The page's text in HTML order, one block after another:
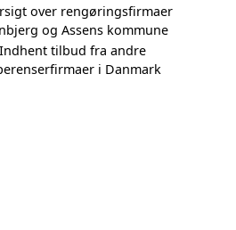
over rengøringsfirmaer
og Assens kommune
Indhent tilbud fra andre
i Danmark